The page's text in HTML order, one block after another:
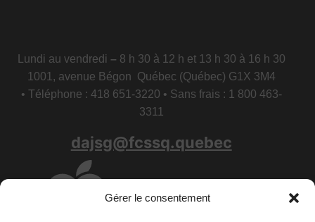
Gérer le consentement
Lundi au vendredi – 8 h 30 à 12 h et 13 h 30 à 16 h 30
1001, avenue Bégon Québec (Québec) G1X 3M4
• Téléphone : 418 651-3220 • Sans frais : 1 800 463-
3311
dajsg@fcssq.quebec